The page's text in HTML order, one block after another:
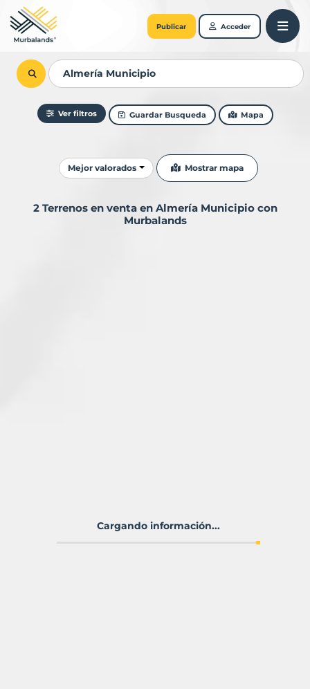
Publicar Acceder
Ver filtros Guardar Busqueda Mapa
Ordenar resultados
Mejor valorados Mostrar mapa
2 Terrenos en venta en Almería Municipio con
Murbalands
Cargando información...